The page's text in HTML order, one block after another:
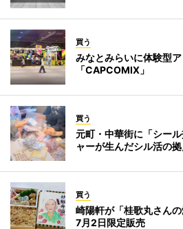
買う
みなとみらいに体験型
「CAPCOMIX」
買う
元町・中華街に「シー
ャーが生んだシル活の
買う
崎陽軒が「桂歌丸さん
7月2日限定販売